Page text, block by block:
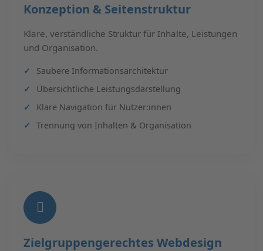
Konzeption & Seitenstruktur
Klare, verständliche Struktur für Inhalte, Leistungen
und Organisation.
Saubere Informationsarchitektur
Übersichtliche Leistungsdarstellung
Klare Navigation für Nutzer:innen
Trennung von Inhalten & Organisation
Zielgruppengerechtes Webdesign